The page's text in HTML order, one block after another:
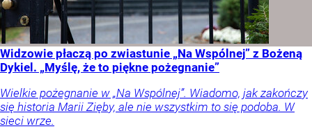
Widzowie płaczą po zwiastunie „Na Wspólnej” z Bożeną
Dykiel. „Myślę, że to piękne pożegnanie”
Wielkie pożegnanie w „Na Wspólnej”. Wiadomo, jak zakończy
się historia Marii Zięby, ale nie wszystkim to się podoba. W
sieci wrze.